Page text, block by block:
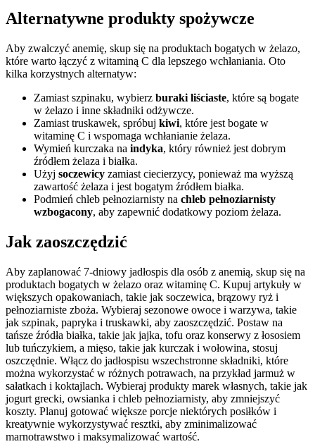
Alternatywne produkty spożywcze
Aby zwalczyć anemię, skup się na produktach bogatych w żelazo,
które warto łączyć z witaminą C dla lepszego wchłaniania. Oto
kilka korzystnych alternatyw:
Zamiast szpinaku, wybierz buraki liściaste, które są bogate
w żelazo i inne składniki odżywcze.
Zamiast truskawek, spróbuj kiwi, które jest bogate w
witaminę C i wspomaga wchłanianie żelaza.
Wymień kurczaka na indyka, który również jest dobrym
źródłem żelaza i białka.
Użyj soczewicy zamiast ciecierzycy, ponieważ ma wyższą
zawartość żelaza i jest bogatym źródłem białka.
Podmień chleb pełnoziarnisty na chleb pełnoziarnisty
wzbogacony, aby zapewnić dodatkowy poziom żelaza.
Jak zaoszczędzić
Aby zaplanować 7-dniowy jadłospis dla osób z anemią, skup się na
produktach bogatych w żelazo oraz witaminę C. Kupuj artykuły w
większych opakowaniach, takie jak soczewica, brązowy ryż i
pełnoziarniste zboża. Wybieraj sezonowe owoce i warzywa, takie
jak szpinak, papryka i truskawki, aby zaoszczędzić. Postaw na
tańsze źródła białka, takie jak jajka, tofu oraz konserwy z łososiem
lub tuńczykiem, a mięso, takie jak kurczak i wołowina, stosuj
oszczędnie. Włącz do jadłospisu wszechstronne składniki, które
można wykorzystać w różnych potrawach, na przykład jarmuż w
sałatkach i koktajlach. Wybieraj produkty marek własnych, takie jak
jogurt grecki, owsianka i chleb pełnoziarnisty, aby zmniejszyć
koszty. Planuj gotować większe porcje niektórych posiłków i
kreatywnie wykorzystywać resztki, aby zminimalizować
marnotrawstwo i maksymalizować wartość.